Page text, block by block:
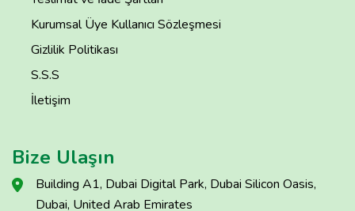
Kurumsal Üye Kullanıcı Sözleşmesi
Gizlilik Politikası
S.S.S
İletişim
Bize Ulaşın
Building A1, Dubai Digital Park, Dubai Silicon Oasis,
Dubai, United Arab Emirates